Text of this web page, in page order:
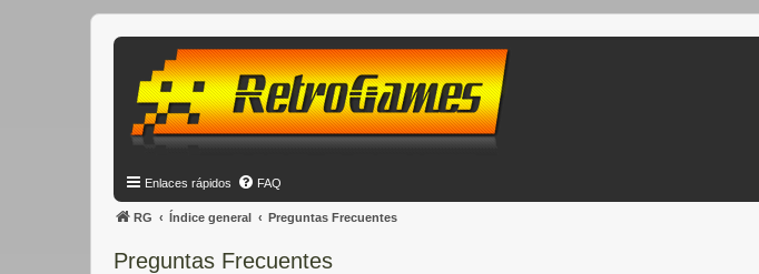
Enlaces rápidos FAQ
RG Índice general Preguntas Frecuentes
Preguntas Frecuentes